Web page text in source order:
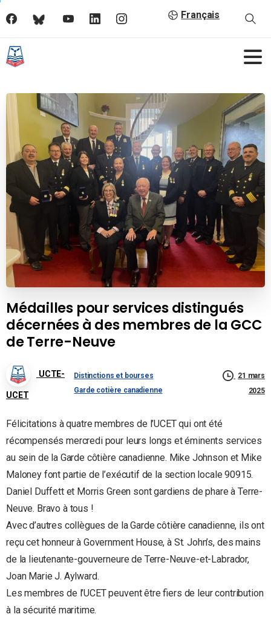
Français
Médailles pour services distingués
décernées à des membres de la GCC
de Terre-Neuve
UCTE-
UCET
Distinctions et bourses
Garde cotière canadienne
21 mars
2025
Félicitations à quatre membres de l’UCET qui ont été
récompensés mercredi pour leurs longs et éminents services
au sein de la Garde côtière canadienne. Mike Johnson et Mike
Maloney font partie de l’exécutif de la section locale 90915.
Daniel Duffett et Morris Green sont gardiens de phare à Terre-
Neuve. Bravo à tous !
Avec d’autres collègues de la Garde côtière canadienne, ils ont
reçu cet honneur à Government House, à St. John’s, des mains
de la lieutenante-gouverneure de Terre-Neuve-et-Labrador,
Joan Marie J. Aylward.
Les membres de l’UCET peuvent être fiers de leur contribution
à la sécurité maritime.